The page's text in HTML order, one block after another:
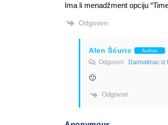
Ima li menadžment opciju
Odgovori
Alen Šćuric Author
Odgovori Dalmatinac iz
🙂
Odgovori